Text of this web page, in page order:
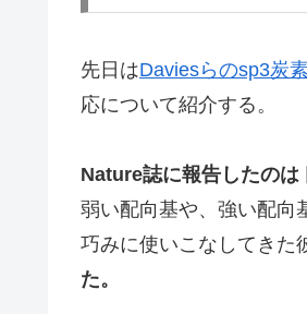
先日はDaviesらのsp3炭
応について紹介する。
Nature誌に報告したのは
弱い配向基や、強い配向
巧みに使いこなしてきた
た。